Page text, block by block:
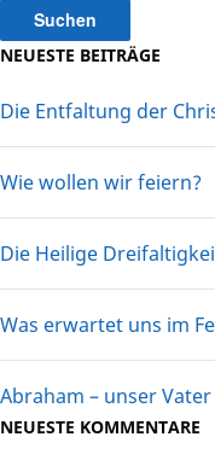
NEUESTE BEITRÄGE
Die Entfaltung der
Wie wollen wir feiern?
Die Heilige
Was erwartet uns im
Abraham – unser
NEUESTE KOMMENTARE